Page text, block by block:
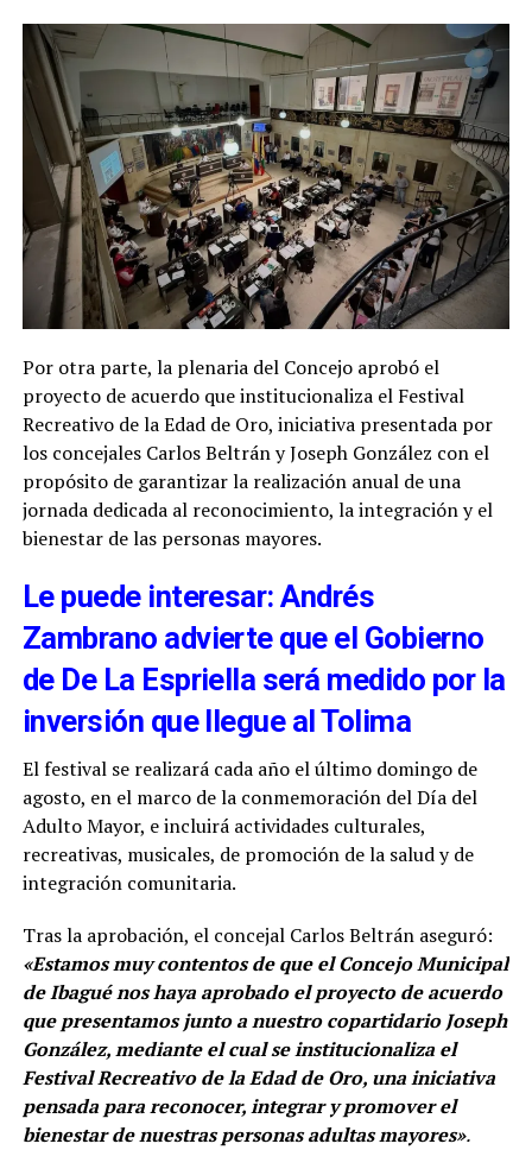
Por otra parte, la plenaria del Concejo aprobó el
proyecto de acuerdo que institucionaliza el Festival
Recreativo de la Edad de Oro, iniciativa presentada por
los concejales Carlos Beltrán y Joseph González con el
propósito de garantizar la realización anual de una
jornada dedicada al reconocimiento, la integración y el
bienestar de las personas mayores.
Le puede interesar: Andrés
Zambrano advierte que el Gobierno
de De La Espriella será medido por la
inversión que llegue al Tolima
El festival se realizará cada año el último domingo de
agosto, en el marco de la conmemoración del Día del
Adulto Mayor, e incluirá actividades culturales,
recreativas, musicales, de promoción de la salud y de
integración comunitaria.
Tras la aprobación, el concejal Carlos Beltrán aseguró:
«Estamos muy contentos de que el Concejo Municipal
de Ibagué nos haya aprobado el proyecto de acuerdo
que presentamos junto a nuestro copartidario Joseph
González, mediante el cual se institucionaliza el
Festival Recreativo de la Edad de Oro, una iniciativa
pensada para reconocer, integrar y promover el
bienestar de nuestras personas adultas mayores».